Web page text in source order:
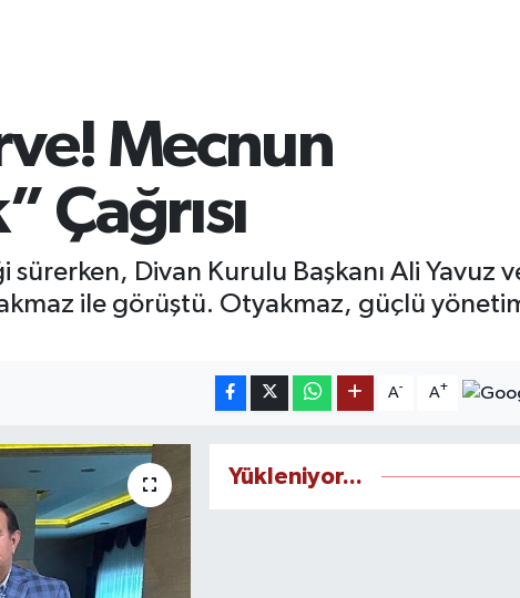
Mecnun
Çağrısı
Divan Kurulu Başkanı Ali Yavuz
ile görüştü. Otyakmaz, güçlü
A- A+
Yükleniyor...